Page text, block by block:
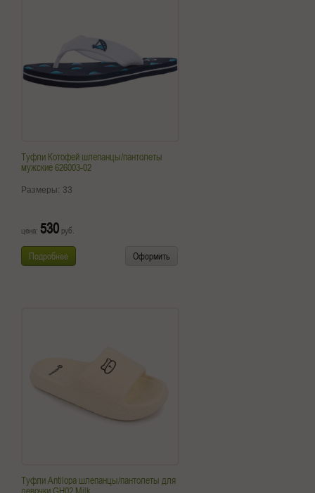
Туфли Котофей шлепанцы/пантолеты
мужские 626003-02
Размеры: 33
цена: 530 руб.
Подробнее Оформить
Туфли Antilopa шлепанцы/пантолеты для